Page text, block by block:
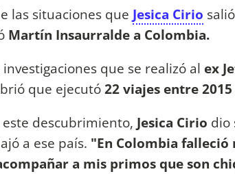
las situaciones que Jesica Cirio
Martín Insaurralde a Colombia.
investigaciones que se realizó al ex
que ejecutó22 viajes entre
este descubrimiento, Jesica Cirio dio
a ese país. "En Colombia falleció
a mis primos que son